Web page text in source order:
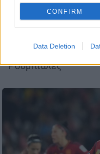
CONFIRM
Data Deletion
τη FIFA, κινείται
καταγγέλλεται
Ο ασκός του Αιόλου
Ρουμπιάλες